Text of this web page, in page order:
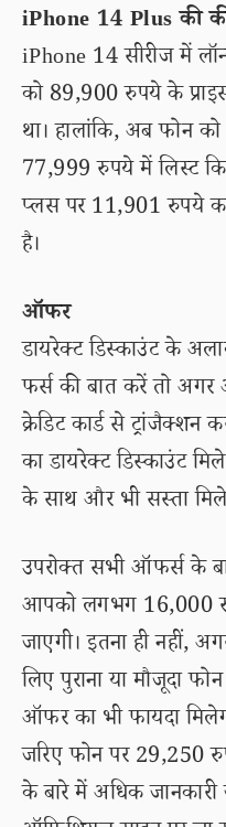
iPhone 14 Plus की
iPhone 14 सीरीज में
को 89,900 रुपये के
था। हालांकि, अब फोन
77,999 रुपये में लिस्ट
प्लस पर 11,901 रुपये का
है।
ऑफर
डायरेक्ट डिस्काउंट के
फर्स की बात करें तो
क्रेडिट कार्ड से
का डायरेक्ट डिस्काउंट
के साथ और भी सस्ता
उपरोक्त सभी ऑफर्स के
आपको लगभग 16,000
जाएगी। इतना ही
लिए पुराना या मौजूदा
ऑफर का भी फायदा
जरिए फोन पर 29,250
के बारे में अधिक